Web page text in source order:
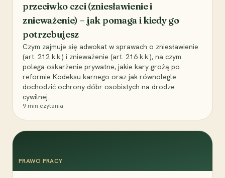
przeciwko czci (zniesławienie i
znieważenie) – jak pomaga i kiedy go
potrzebujesz
Czym zajmuje się adwokat w sprawach o zniesławienie
(art. 212 k.k.) i znieważenie (art. 216 k.k.), na czym
polega oskarżenie prywatne, jakie kary grożą po
reformie Kodeksu karnego oraz jak równolegle
dochodzić ochrony dóbr osobistych na drodze
cywilnej.
9 min czytania
PRAWO PRACY